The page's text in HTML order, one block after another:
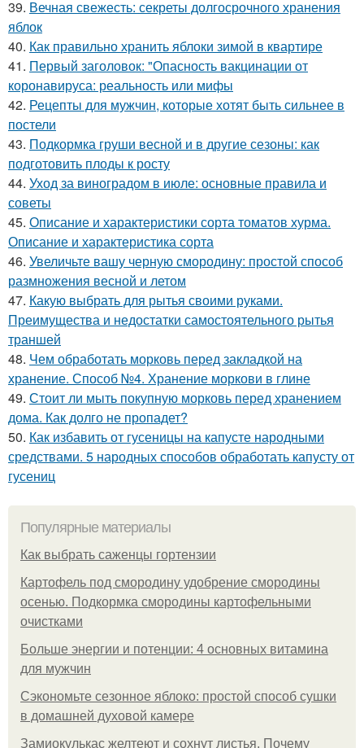
39. Вечная свежесть: секреты долгосрочного хранения
яблок
40. Как правильно хранить яблоки зимой в квартире
41. Первый заголовок: "Опасность вакцинации от
коронавируса: реальность или мифы
42. Рецепты для мужчин, которые хотят быть сильнее в
постели
43. Подкормка груши весной и в другие сезоны: как
подготовить плоды к росту
44. Уход за виноградом в июле: основные правила и
советы
45. Описание и характеристики сорта томатов хурма.
Описание и характеристика сорта
46. Увеличьте вашу черную смородину: простой способ
размножения весной и летом
47. Какую выбрать для рытья своими руками.
Преимущества и недостатки самостоятельного рытья
траншей
48. Чем обработать морковь перед закладкой на
хранение. Способ №4. Хранение моркови в глине
49. Стоит ли мыть покупную морковь перед хранением
дома. Как долго не пропадет?
50. Как избавить от гусеницы на капусте народными
средствами. 5 народных способов обработать капусту от
гусениц
Популярные материалы
Как выбрать саженцы гортензии
Картофель под смородину удобрение смородины
осенью. Подкормка смородины картофельными
очистками
Больше энергии и потенции: 4 основных витамина
для мужчин
Сэкономьте сезонное яблоко: простой способ сушки
в домашней духовой камере
Замиокулькас желтеют и сохнут листья. Почему